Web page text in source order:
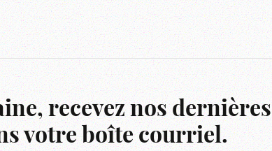
recevez nos dernières
votre boîte courriel.